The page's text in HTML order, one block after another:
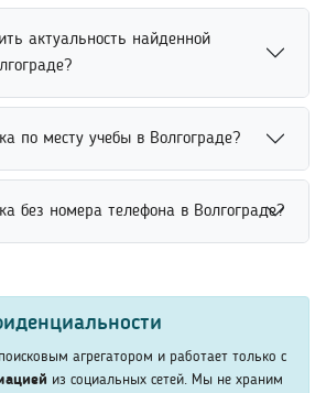
сведениям. Использование
повышает точность поиска
определить нужного человека.
безопасен при использовании
и открытых источников данных.
и не передавать
данные третьим лицам. Надежные
актуальность найденной
найденной информации можно
сетей. Совпадение
и других сведений помогает
по месту учебы в Волгограде?
месту учебы возможен через
студентов и выпускников.
без номера телефона в Волгограде?
работы или другим открытым
сети и поисковые сервисы
людей без использования
Дополнительные параметры
агрегатором и работает только с
из социальных сетей. Мы не храним